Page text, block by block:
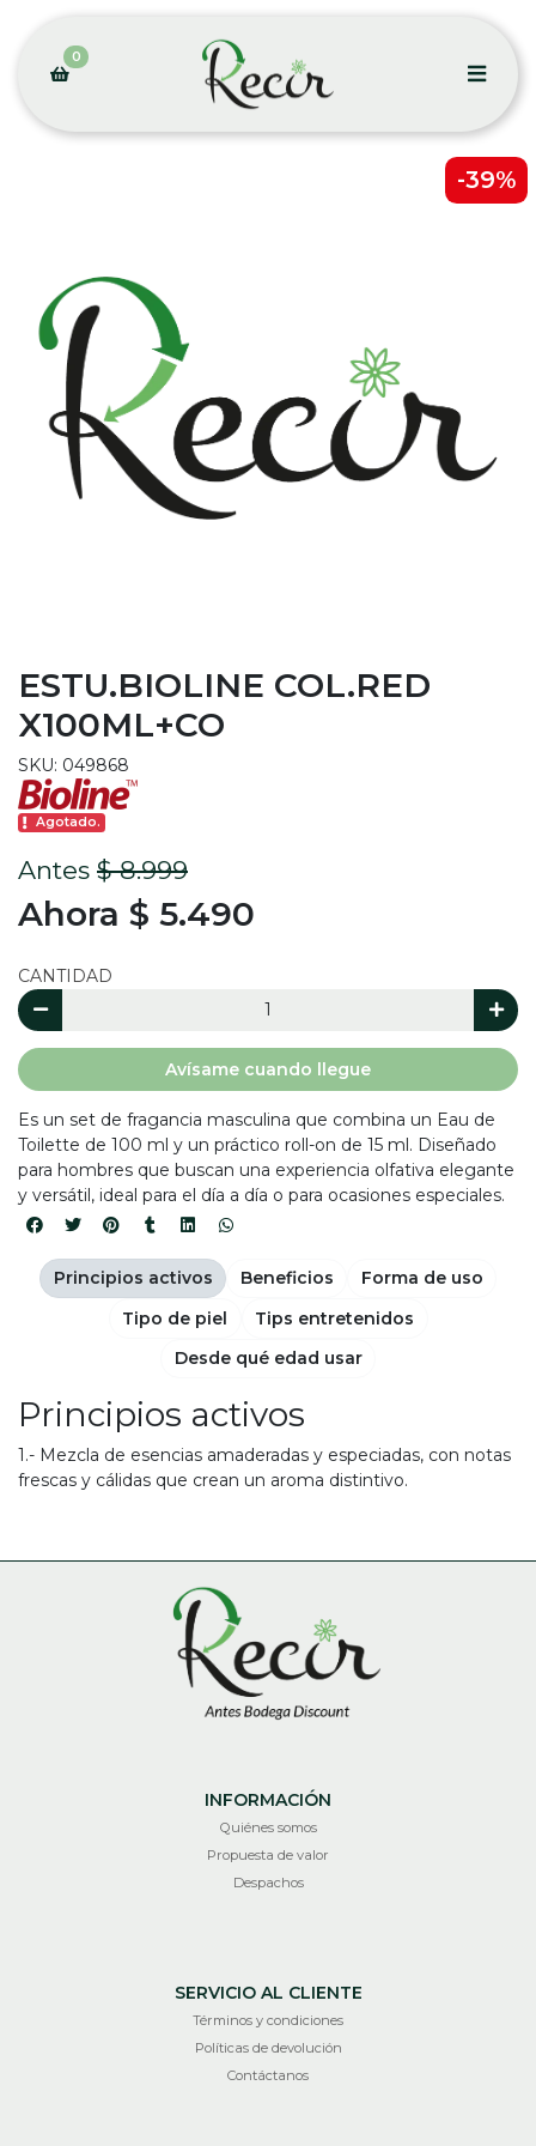
0
-39%
ESTU.BIOLINE COL.RED
X100ML+CO
SKU: 049868
Agotado.
Antes $ 8.999
Ahora $ 5.490
CANTIDAD
Avísame cuando llegue
Es un set de fragancia masculina que combina un Eau de
Toilette de 100 ml y un práctico roll-on de 15 ml. Diseñado
para hombres que buscan una experiencia olfativa elegante
y versátil, ideal para el día a día o para ocasiones especiales.
Principios activos
1.- Mezcla de esencias amaderadas y especiadas, con notas
frescas y cálidas que crean un aroma distintivo.
Principios activos Beneficios
Forma de uso
Tipo de piel
Tips entretenidos
Desde qué edad usar
INFORMACIÓN
Quiénes somos
Propuesta de valor
Despachos
SERVICIO AL CLIENTE
Términos y condiciones
Políticas de devolución
Contáctanos